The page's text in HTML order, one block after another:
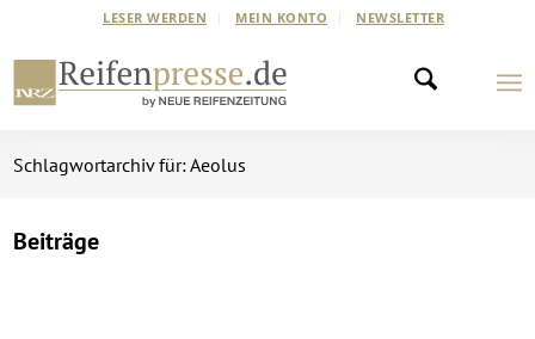
LESER WERDEN MEIN KONTO NEWSLETTER
Schlagwortarchiv für: Aeolus
Beiträge